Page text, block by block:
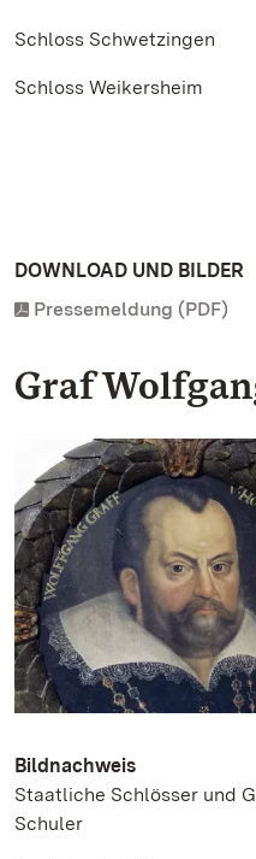
Schloss Schwetzingen
Schloss Weikersheim
DOWNLOAD UND BILDER
Pressemeldung (PDF)
Graf
Bildnachweis
Staatliche Schlösser und
Schuler